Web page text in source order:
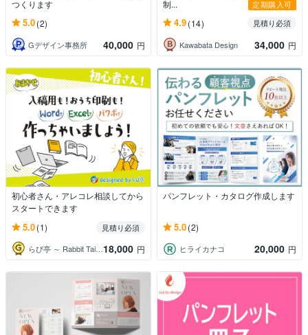
つくります
5.0(2)
Gデザイン事務所 40,000 円
制...
定期購入可
4.9(14)
見積り必須
Kawabata Design
34,000 円
初心者さん・アレコレ相談してから
スタートできます
5.0(1)
見積り必須
らび亭 ～ Rabbit Tail ～ 18,000 円
パンフレット・カタログ作成します
5.0(2)
ヒライカナコ 20,000 円